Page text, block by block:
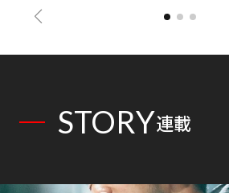
STORY連載